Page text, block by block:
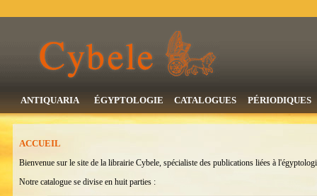
ANTIQUARIA ÉGYPTOLOGIE CATALOGUES PÉRIODIQUES
ACCUEIL
Bienvenue sur le site de la librairie Cybele, spécialiste des publications liées à
Notre catalogue se divise en huit parties :